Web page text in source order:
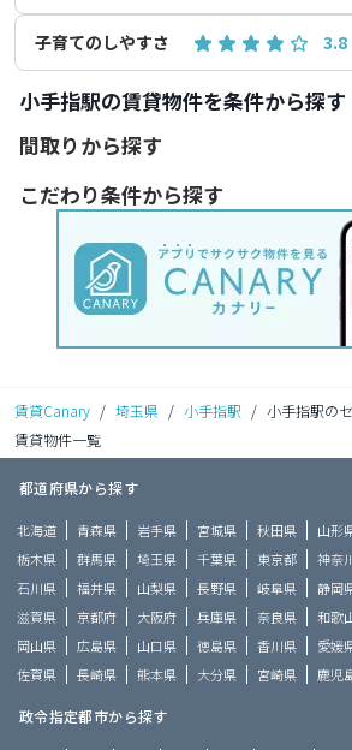
子育てのしやすさ 3.8
小手指駅の賃貸物件を条件から探す
間取りから探す
こだわり条件から探す
賃貸Canary / 埼玉県 / 小手指駅 / 小手指駅の
賃貸物件一覧
都道府県から探す
北海道 青森県 岩手県 宮城県 秋田県 山形
栃木県
群馬県 埼玉県 千葉県 東京都 神奈
石川県
福井県 山梨県 長野県 岐阜県 静岡
滋賀県
京都府 大阪府 兵庫県 奈良県 和歌
岡山県
広島県 山口県 徳島県 香川県 愛媛
佐賀県
長崎県 熊本県 大分県 宮崎県 鹿児
政令指定都市から探す